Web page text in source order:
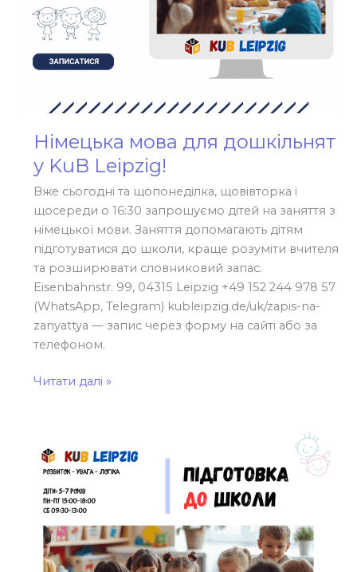
Німецька мова для дошкільнят
у KuB Leipzig!
Вже сьогодні та щопонеділка, щовівторка і
щосереди о 16:30 запрошуємо дітей на заняття з
німецької мови. Заняття допомагають дітям
підготуватися до школи, краще розуміти вчителя
та розширювати словниковий запас.
Eisenbahnstr. 99, 04315 Leipzig +49 152 244 978 57
(WhatsApp, Telegram) kubleipzig.de/uk/zapis-na-
zanyattya — запис через форму на сайті або за
телефоном.
Читати далі »
до
школи
KuB
Leipzig!